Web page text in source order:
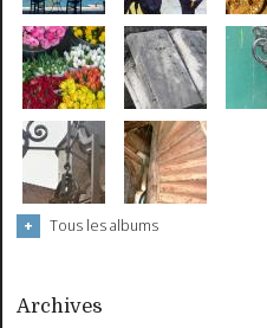
Tous les albums
Archives